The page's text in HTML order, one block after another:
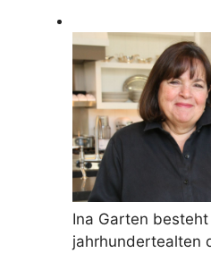
Ina Garten
jahrhundertealten